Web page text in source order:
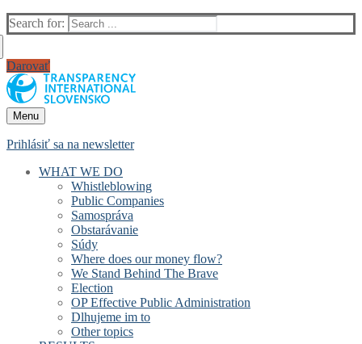
Search for:
Darovať
Menu
Prihlásiť sa na newsletter
WHAT WE DO
Whistleblowing
Public Companies
Samospráva
Obstarávanie
Súdy
Where does our money flow?
We Stand Behind The Brave
Election
OP Effective Public Administration
Dlhujeme im to
Other topics